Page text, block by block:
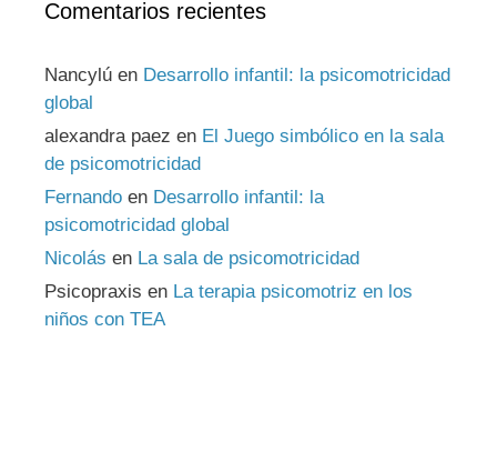
Comentarios recientes
Nancylú en Desarrollo infantil: la psicomotricidad
global
alexandra paez en El Juego simbólico en la sala
de psicomotricidad
Fernando en Desarrollo infantil: la
psicomotricidad global
Nicolás en La sala de psicomotricidad
Psicopraxis en La terapia psicomotriz en los
niños con TEA